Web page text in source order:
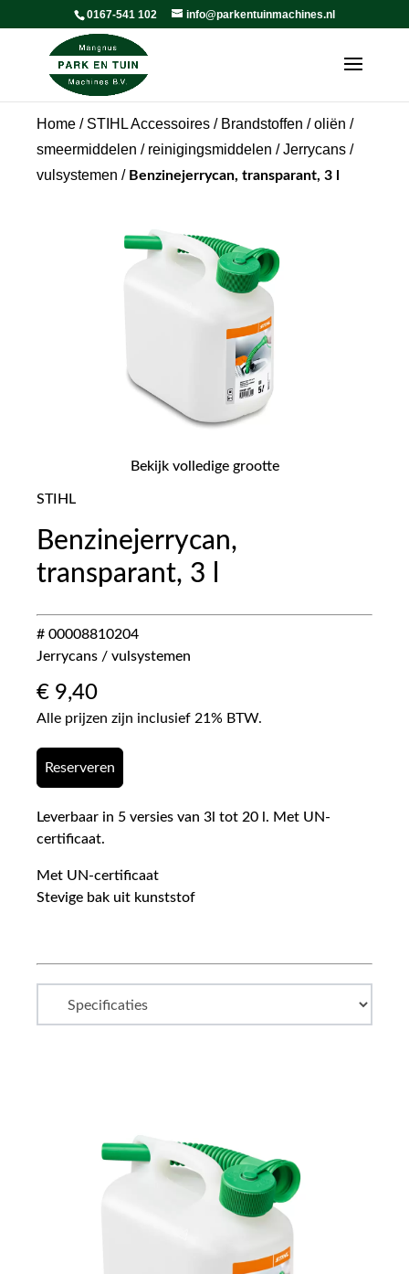
0167-541 102 info@parkentuinmachines.nl
Home / STIHL Accessoires / Brandstoffen / oliën /
smeermiddelen / reinigingsmiddelen /Jerrycans /
vulsystemen / Benzinejerrycan, transparant, 3 l
Bekijk volledige grootte
STIHL
Benzinejerrycan,
transparant, 3 l
# 00008810204
Jerrycans / vulsystemen
€ 9,40
Alle prijzen zijn inclusief 21% BTW.
Reserveren
Leverbaar in 5 versies van 3l tot 20 l. Met UN-
certificaat.
Met UN-certificaat
Stevige bak uit kunststof